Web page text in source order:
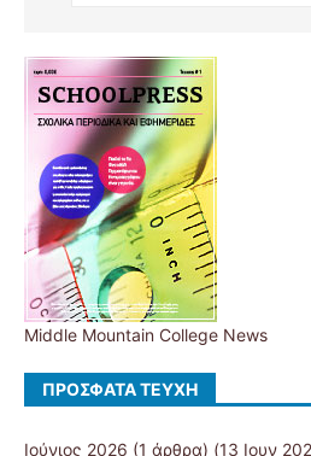
Middle Mountain College News
ΠΡΌΣΦΑΤΑ ΤΕΎΧΗ
Ιούνιος 2026 (1 άρθρα) (13 Ιουν